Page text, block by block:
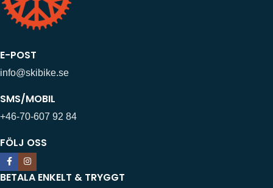
E-POST
info@skibike.se
SMS/MOBIL
+46-70-607 92 84
FÖLJ OSS
BETALA ENKELT & TRYGGT